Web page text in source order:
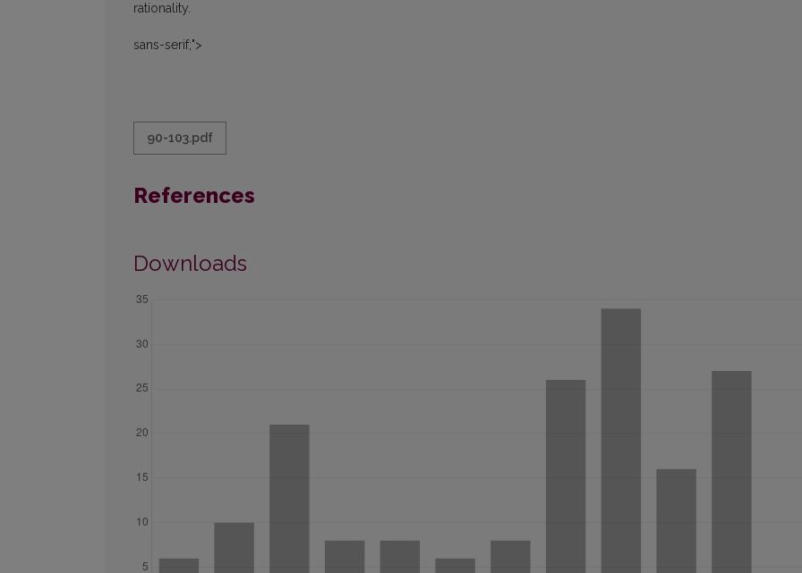
rationality.
sans-serif;">
90-103.pdf
References
Downloads